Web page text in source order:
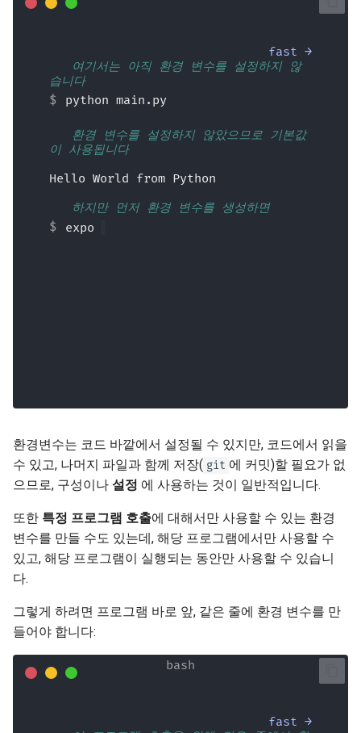
JSON Lines 스트리밍
서버 전송 이벤트(SSE)
메타데이터 및 문서화 URL
프론트엔드
정적 파일
fast →
💬 여기서는 아직 환경 변수를 설정하지 않
습니다
python main.py
💬 환경 변수를 설정하지 않았으므로 기본값
이 사용됩니다
Hello World from Python
💬 하지만 먼저 환경 변수를 생성하면
export MY_N
환경변수는 코드 바깥에서 설정될 수 있지만, 코드에서 읽을
수 있고, 나머지 파일과 함께 저장( git 에 커밋)할 필요가 없
으므로, 구성이나 설정 에 사용하는 것이 일반적입니다.
또한 특정 프로그램 호출에 대해서만 사용할 수 있는 환경
변수를 만들 수도 있는데, 해당 프로그램에서만 사용할 수
있고, 해당 프로그램이 실행되는 동안만 사용할 수 있습니
다.
그렇게 하려면 프로그램 바로 앞, 같은 줄에 환경 변수를 만
들어야 합니다:
fast →